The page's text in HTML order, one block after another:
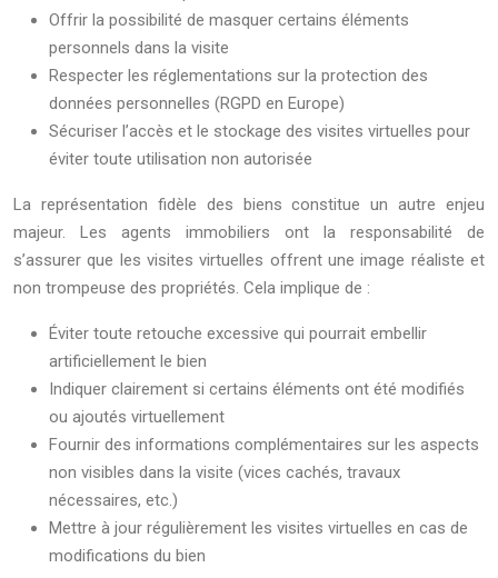
Offrir la possibilité de masquer certains éléments
personnels dans la visite
Respecter les réglementations sur la protection des
données personnelles (RGPD en Europe)
Sécuriser l’accès et le stockage des visites virtuelles pour
éviter toute utilisation non autorisée
La représentation fidèle des biens constitue un autre enjeu
majeur. Les agents immobiliers ont la responsabilité de
s’assurer que les visites virtuelles offrent une image réaliste et
non trompeuse des propriétés. Cela implique de :
Éviter toute retouche excessive qui pourrait embellir
artificiellement le bien
Indiquer clairement si certains éléments ont été modifiés
ou ajoutés virtuellement
Fournir des informations complémentaires sur les aspects
non visibles dans la visite (vices cachés, travaux
nécessaires, etc.)
Mettre à jour régulièrement les visites virtuelles en cas de
modifications du bien